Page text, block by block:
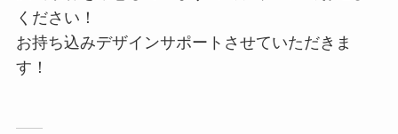
ください！
お持ち込みデザインサポートさせていただきま
す！